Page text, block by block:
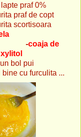
0%
de copt
coaja de
bol pui
cu furculita ...